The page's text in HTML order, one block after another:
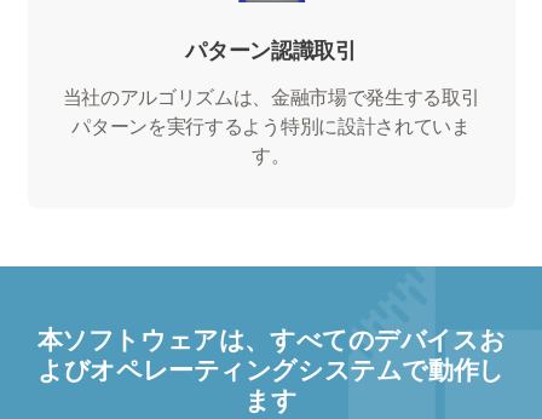
パターン認識取引
当社のアルゴリズムは、金融市場で発生する取引
パターンを実行するよう特別に設計されていま
す。
本ソフトウェアは、すべてのデバイスお
よびオペレーティングシステムで動作し
ます